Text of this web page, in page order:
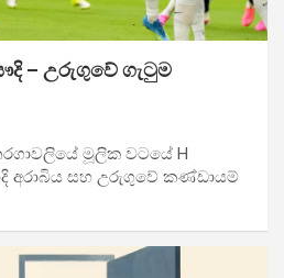
– උරුගුවේ ගැටුම
මූලික වටයේ H
අරාබිය සහ උරුගුවේ කණ්ඩායම්